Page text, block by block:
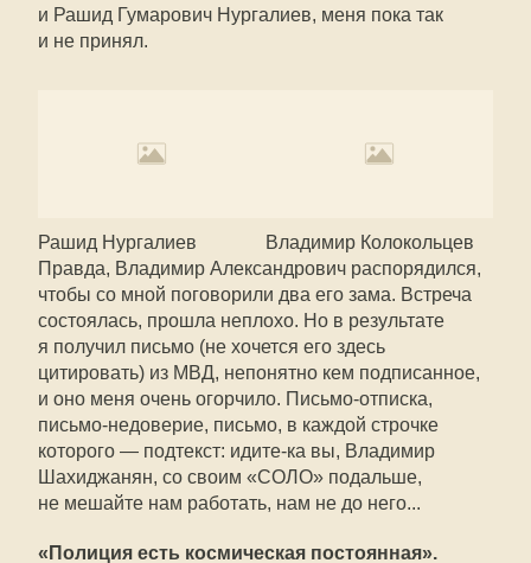
и Рашид Гумарович Нургалиев, меня пока так
и не принял.
Рашид Нургалиев
Владимир Колокольцев
Правда, Владимир Александрович распорядился,
чтобы со мной поговорили два его зама. Встреча
состоялась, прошла неплохо. Но в результате
я получил письмо (не хочется его здесь
цитировать) из МВД, непонятно кем подписанное,
и оно меня очень огорчило. Письмо-отписка,
письмо-недоверие, письмо, в каждой строчке
которого — подтекст: идите-ка вы, Владимир
Шахиджанян, со своим «СОЛО» подальше,
не мешайте нам работать, нам не до него...
«Полиция есть космическая постоянная».